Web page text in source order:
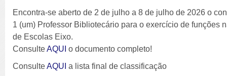
Encontra-se aberto de 2 de julho a 8 de julho de 2026 o
1 (um) Professor Bibliotecário para o exercício de funções
de Escolas Eixo.
ConsulteAQUI o documento completo!
ConsulteAQUI a lista final de classificação